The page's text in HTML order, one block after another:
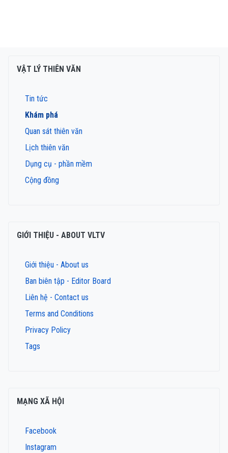
VẬT LÝ THIÊN VĂN
Tin tức
Khám phá
Quan sát thiên văn
Lịch thiên văn
Dụng cụ - phần mềm
Cộng đồng
GIỚI THIỆU - ABOUT VLTV
Giới thiệu - About us
Ban biên tập - Editor Board
Liên hệ - Contact us
Terms and Conditions
Privacy Policy
Tags
MẠNG XÃ HỘI
Facebook
Instagram